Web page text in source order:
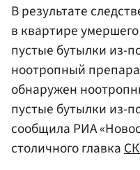
В результате
в квартире
пустые бутылки из-
ноотропный
обнаружен
пустые бутылки из-
сообщила РИА
столичного главка